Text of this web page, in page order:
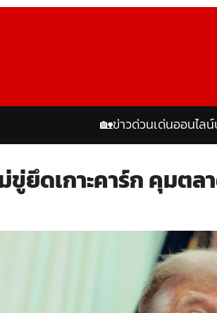
🏡ข่าวด่วนเด่นออนไลน์
ยึดเกาะคาร์ก คุมตล